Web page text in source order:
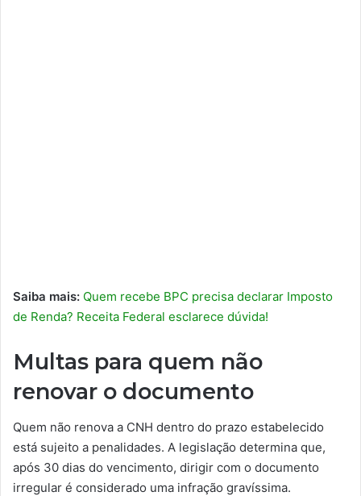
Saiba mais: Quem recebe BPC precisa declarar Imposto
de Renda? Receita Federal esclarece dúvida!
Multas para quem não
renovar o documento
Quem não renova a CNH dentro do prazo estabelecido
está sujeito a penalidades. A legislação determina que,
após 30 dias do vencimento, dirigir com o documento
irregular é considerado uma infração gravíssima.